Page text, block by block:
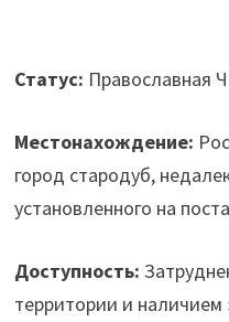
Статус: Православная
Местонахождение:
город стародуб,
установленного на
Доступность:
территории и